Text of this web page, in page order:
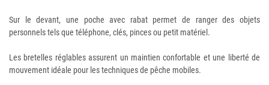
Sur le devant, une poche avec rabat permet de ranger des objets
personnels tels que téléphone, clés, pinces ou petit matériel.
Les bretelles réglables assurent un maintien confortable et une liberté de
mouvement idéale pour les techniques de pêche mobiles.